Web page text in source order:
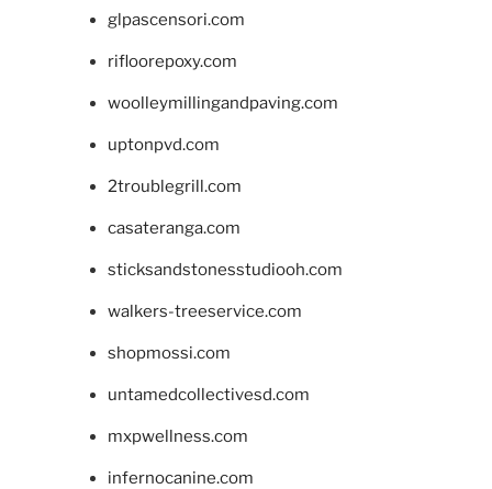
glpascensori.com
rifloorepoxy.com
woolleymillingandpaving.com
uptonpvd.com
2troublegrill.com
casateranga.com
sticksandstonesstudiooh.com
walkers-treeservice.com
shopmossi.com
untamedcollectivesd.com
mxpwellness.com
infernocanine.com